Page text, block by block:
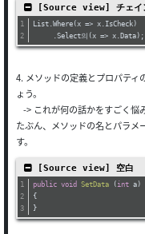
[Source view] チェイ
List.Where(x => x.IsCheck)
     .Select의(x => x.Data);
4. メソッドの定義とプロパティ
ょう。
-> これが何の話かをすごく悩
たぶん、メソッドの名とパラメ
す。
[Source view] 空白
public void SetData (int a)
{
}